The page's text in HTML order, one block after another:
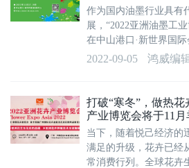
作为国内油墨行业具有
展，“2022亚洲油墨工
在中山港口·新世界国
将通过产品展示、论坛
2022-09-05 鸿威编
打破“寒冬”，做热花
产业博览会将于11
当下，随着悦己经济的
满足的升级，花卉已经
常消费行列。全球花卉